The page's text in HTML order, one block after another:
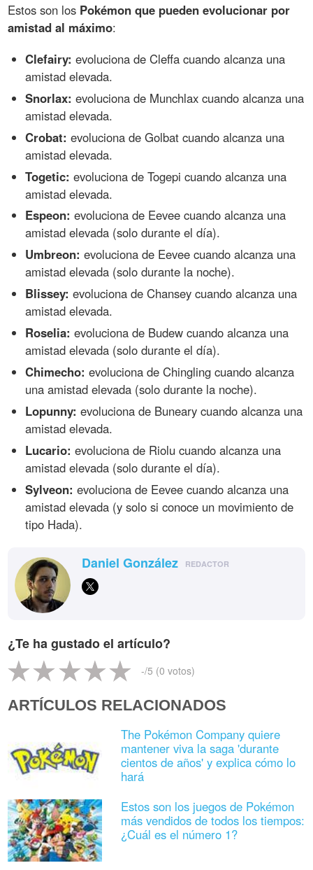
Estos son los Pokémon que pueden evolucionar por
amistad al máximo:
Clefairy: evoluciona de Cleffa cuando alcanza una
amistad elevada.
Snorlax: evoluciona de Munchlax cuando alcanza una
amistad elevada.
Crobat: evoluciona de Golbat cuando alcanza una
amistad elevada.
Togetic: evoluciona de Togepi cuando alcanza una
amistad elevada.
Espeon: evoluciona de Eevee cuando alcanza una
amistad elevada (solo durante el día).
Umbreon: evoluciona de Eevee cuando alcanza una
amistad elevada (solo durante la noche).
Blissey: evoluciona de Chansey cuando alcanza una
amistad elevada.
Roselia: evoluciona de Budew cuando alcanza una
amistad elevada (solo durante el día).
Chimecho: evoluciona de Chingling cuando alcanza
una amistad elevada (solo durante la noche).
Lopunny: evoluciona de Buneary cuando alcanza una
amistad elevada.
Lucario: evoluciona de Riolu cuando alcanza una
amistad elevada (solo durante el día).
Sylveon: evoluciona de Eevee cuando alcanza una
amistad elevada (y solo si conoce un movimiento de
tipo Hada).
Daniel González REDACTOR
¿Te ha gustado el artículo?
-/5 (0 votos)
ARTÍCULOS RELACIONADOS
The Pokémon Company quiere
mantener viva la saga 'durante
cientos de años' y explica cómo lo
hará
Estos son los juegos de Pokémon
más vendidos de todos los tiempos:
¿Cuál es el número 1?